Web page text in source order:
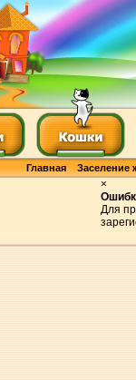
Главная Заселение
×
Для